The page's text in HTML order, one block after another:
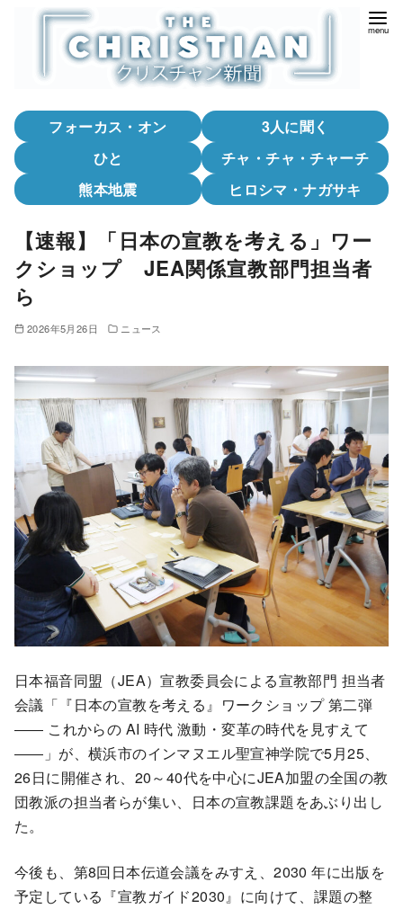
フォーカス・オン
3人に聞く
ひと
チャ・チャ・チャーチ
熊本地震
ヒロシマ・ナガサキ
【速報】「日本の宣教を考える」ワー
クショップ JEA関係宣教部門担当者
ら
2026年5月26日 ニュース
日本福音同盟（JEA）宣教委員会による宣教部門 担当者
会議「『日本の宣教を考える』ワークショップ 第二弾
―― これからの AI 時代 激動・変革の時代を見すえて
――」が、横浜市のインマヌエル聖宣神学院で5月25、
26日に開催され、20～40代を中心にJEA加盟の全国の教
団教派の担当者らが集い、日本の宣教課題をあぶり出し
た。
今後も、第8回日本伝道会議をみすえ、2030 年に出版を
予定している『宣教ガイド2030』に向けて、課題の整